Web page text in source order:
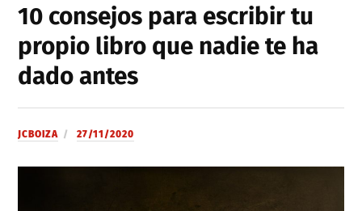
10 consejos para escribir tu
propio libro que nadie te ha
dado antes
JCBOIZA 27/11/2020